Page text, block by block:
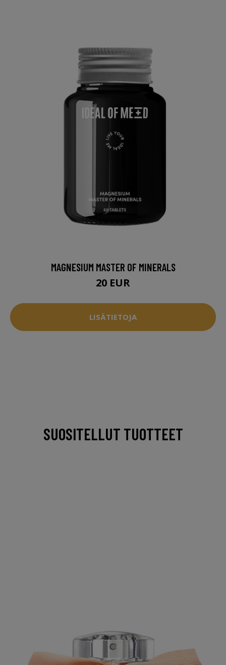
MAGNESIUM MASTER OF MINERALS
20 EUR
LISÄTIETOJA
SUOSITELLUT TUOTTEET